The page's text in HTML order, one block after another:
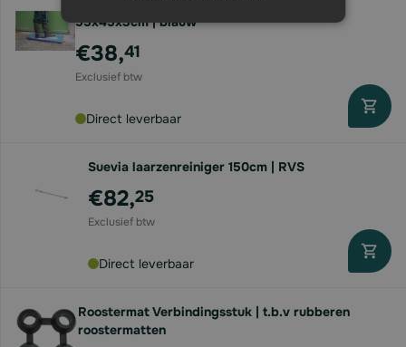
55x45x3cm | blauw
€38,41
Direct leverbaar
Suevia laarzenreiniger 150cm | RVS
€82,25
Direct leverbaar
Roostermat Verbindingsstuk | t.b.v rubberen
roostermatten